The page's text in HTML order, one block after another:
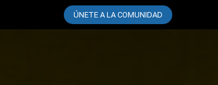
ÚNETE A LA COMUNIDAD